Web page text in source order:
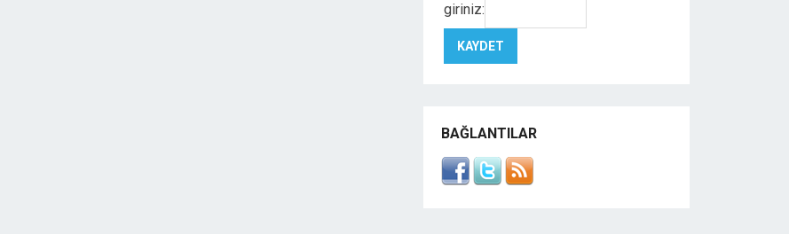
giriniz:
BAĞLANTILAR